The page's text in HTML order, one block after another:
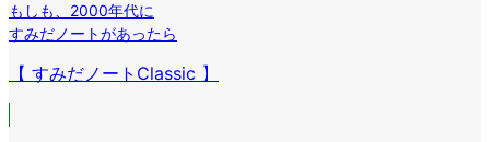
もしも
2000年代に
すみだノートがあったら
【 すみだノートClassic 】